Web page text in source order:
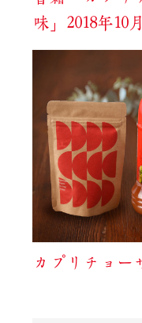
味」2018年10
カプリチョー